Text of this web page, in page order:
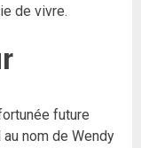
de vivre.
future
nom de Wendy